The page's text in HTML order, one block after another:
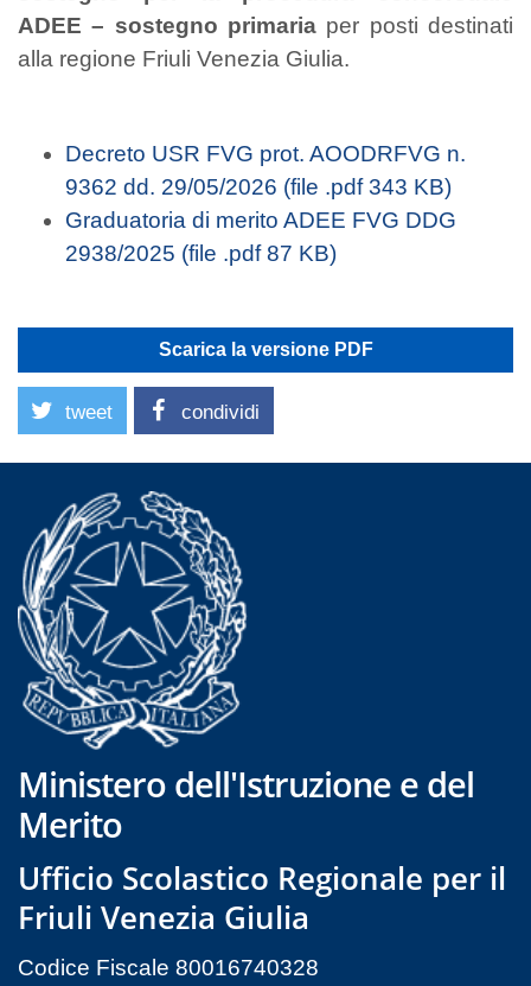
ADEE – sostegno primaria per posti destinati
alla regione Friuli Venezia Giulia.
Decreto USR FVG prot. AOODRFVG n.
9362 dd. 29/05/2026 (file .pdf 343 KB)
Graduatoria di merito ADEE FVG DDG
2938/2025 (file .pdf 87 KB)
Scarica la versione PDF
tweet condividi
Ministero dell'Istruzione e del
Merito
Ufficio Scolastico Regionale per il
Friuli Venezia Giulia
Codice Fiscale 80016740328